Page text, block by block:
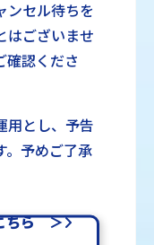
ンセル待ちを
はございませ
確認くださ
用とし、予告
。予めご了承
ちら ＞